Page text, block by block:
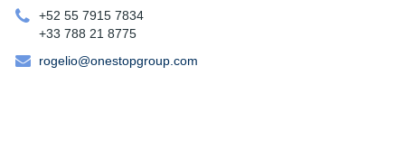
+52 55 7915 7834
+33 788 21 8775
rogelio@onestopgroup.com